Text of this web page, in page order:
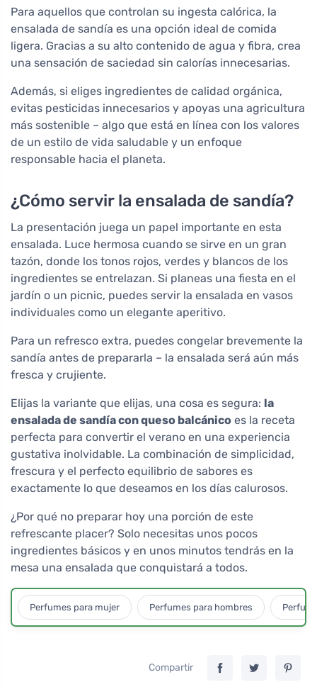
Para aquellos que controlan su ingesta calórica, la
ensalada de sandía es una opción ideal de comida
ligera. Gracias a su alto contenido de agua y fibra, crea
una sensación de saciedad sin calorías innecesarias.
Además, si eliges ingredientes de calidad orgánica,
evitas pesticidas innecesarios y apoyas una agricultura
más sostenible – algo que está en línea con los valores
de un estilo de vida saludable y un enfoque
responsable hacia el planeta.
¿Cómo servir la ensalada de sandía?
La presentación juega un papel importante en esta
ensalada. Luce hermosa cuando se sirve en un gran
tazón, donde los tonos rojos, verdes y blancos de los
ingredientes se entrelazan. Si planeas una fiesta en el
jardín o un picnic, puedes servir la ensalada en vasos
individuales como un elegante aperitivo.
Para un refresco extra, puedes congelar brevemente la
sandía antes de prepararla – la ensalada será aún más
fresca y crujiente.
Elijas la variante que elijas, una cosa es segura: la
ensalada de sandía con queso balcánico es la receta
perfecta para convertir el verano en una experiencia
gustativa inolvidable. La combinación de simplicidad,
frescura y el perfecto equilibrio de sabores es
exactamente lo que deseamos en los días calurosos.
¿Por qué no preparar hoy una porción de este
refrescante placer? Solo necesitas unos pocos
ingredientes básicos y en unos minutos tendrás en la
mesa una ensalada que conquistará a todos.
Perfumes para mujer Perfumes para hombres
Compartir